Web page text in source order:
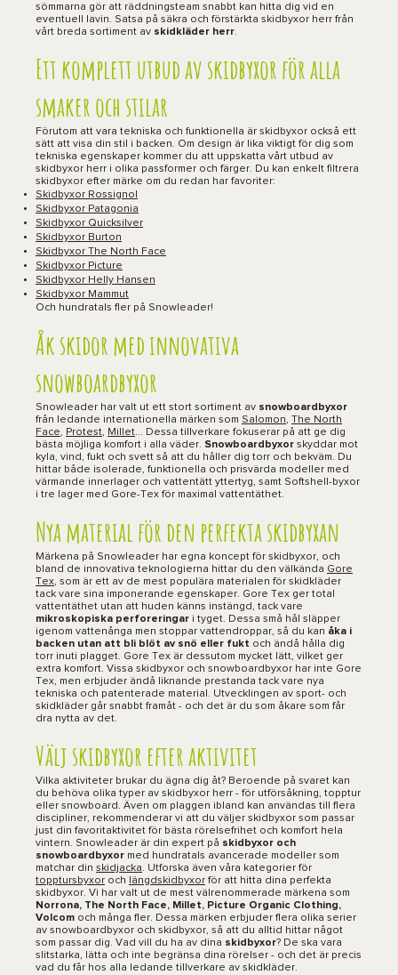
sömmarna gör att räddningsteam snabbt kan hitta dig vid en
eventuell lavin. Satsa på säkra och förstärkta skidbyxor herr från
vårt breda sortiment av skidkläder herr.
Ett komplett utbud av skidbyxor för alla
smaker och stilar
Förutom att vara tekniska och funktionella är skidbyxor också ett
sätt att visa din stil i backen. Om design är lika viktigt för dig som
tekniska egenskaper kommer du att uppskatta vårt utbud av
skidbyxor herr i olika passformer och färger. Du kan enkelt filtrera
skidbyxor efter märke om du redan har favoriter:
Skidbyxor Rossignol
Skidbyxor Patagonia
Skidbyxor Quicksilver
Skidbyxor Burton
Skidbyxor The North Face
Skidbyxor Picture
Skidbyxor Helly Hansen
Skidbyxor Mammut
Och hundratals fler på Snowleader!
Åk skidor med innovativa
snowboardbyxor
Snowleader har valt ut ett stort sortiment av snowboardbyxor
från ledande internationella märken som Salomon, The North
Face, Protest, Millet... Dessa tillverkare fokuserar på att ge dig
bästa möjliga komfort i alla väder. Snowboardbyxor skyddar mot
kyla, vind, fukt och svett så att du håller dig torr och bekväm. Du
hittar både isolerade, funktionella och prisvärda modeller med
värmande innerlager och vattentätt yttertyg, samt Softshell-byxor
i tre lager med Gore-Tex för maximal vattentäthet.
Nya material för den perfekta skidbyxan
Märkena på Snowleader har egna koncept för skidbyxor, och
bland de innovativa teknologierna hittar du den välkända Gore
Tex, som är ett av de mest populära materialen för skidkläder
tack vare sina imponerande egenskaper. Gore Tex ger total
vattentäthet utan att huden känns instängd, tack vare
mikroskopiska perforeringar i tyget. Dessa små hål släpper
igenom vattenånga men stoppar vattendroppar, så du kan åka i
backen utan att bli blöt av snö eller fukt och ändå hålla dig
torr inuti plagget. Gore Tex är dessutom mycket lätt, vilket ger
extra komfort. Vissa skidbyxor och snowboardbyxor har inte Gore
Tex, men erbjuder ändå liknande prestanda tack vare nya
tekniska och patenterade material. Utvecklingen av sport- och
skidkläder går snabbt framåt - och det är du som åkare som får
dra nytta av det.
Välj skidbyxor efter aktivitet
Vilka aktiviteter brukar du ägna dig åt? Beroende på svaret kan
du behöva olika typer av skidbyxor herr - för utförsåkning, topptur
eller snowboard. Även om plaggen ibland kan användas till flera
discipliner, rekommenderar vi att du väljer skidbyxor som passar
just din favoritaktivitet för bästa rörelsefrihet och komfort hela
vintern. Snowleader är din expert på skidbyxor och
snowboardbyxor med hundratals avancerade modeller som
matchar din skidjacka. Utforska även våra kategorier för
topptursbyxor och längdskidbyxor för att hitta dina perfekta
skidbyxor. Vi har valt ut de mest välrenommerade märkena som
Norrona, The North Face, Millet, Picture Organic Clothing,
Volcom och många fler. Dessa märken erbjuder flera olika serier
av snowboardbyxor och skidbyxor, så att du alltid hittar något
som passar dig. Vad vill du ha av dina skidbyxor? De ska vara
slitstarka, lätta och inte begränsa dina rörelser - och det är precis
vad du får hos alla ledande tillverkare av skidkläder.